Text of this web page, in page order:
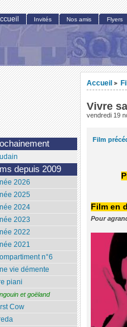
Accueil >
Vivre
vendredi 19
Film
Film en
Pour
Invités Nos amis Flyers
depuis 2009
2026
2025
2024
2023
2022
2021
n°6
vie démente
piani
et goëland
Cow